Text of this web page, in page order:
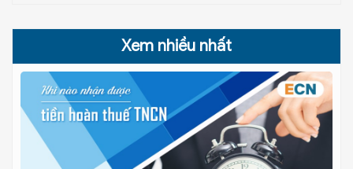
Xem nhiều nhất